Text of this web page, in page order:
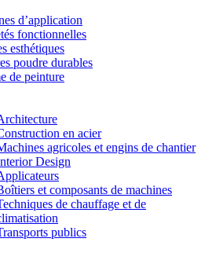
d’application
fonctionnelles
esthétiques
poudre durables
de peinture
en acier
agricoles et engins de chantier
Design
et composants de machines
de chauffage et de
publics